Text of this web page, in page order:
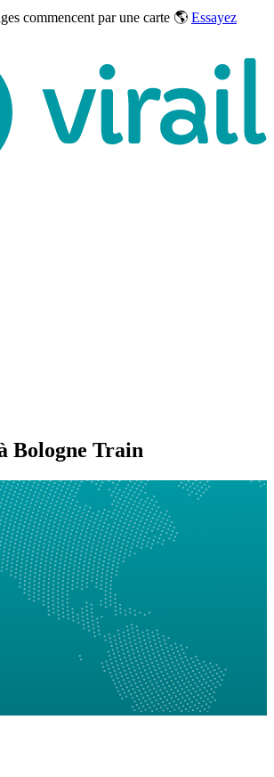
commencent par une carte 🌎 Essayez
Bologne Train